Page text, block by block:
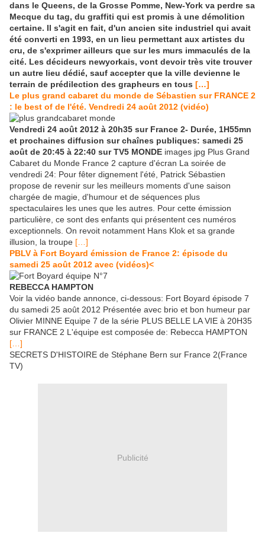
dans le Queens, de la Grosse Pomme, New-York va perdre sa
Mecque du tag, du graffiti qui est promis à une démolition
certaine. Il s'agit en fait, d'un ancien site industriel qui avait
été converti en 1993, en un lieu permettant aux artistes du
cru, de s'exprimer ailleurs que sur les murs immaculés de la
cité. Les décideurs newyorkais, vont devoir très vite trouver
un autre lieu dédié, sauf accepter que la ville devienne le
terrain de prédilection des grapheurs en tous […]
Le plus grand cabaret du monde de Sébastien sur FRANCE 2
: le best of de l'été. Vendredi 24 août 2012 (vidéo)
Vendredi 24 août 2012 à 20h35 sur France 2- Durée, 1H55mn
et prochaines diffusion sur chaînes publiques: samedi 25
août de 20:45 à 22:40 sur TV5 MONDE images jpg Plus Grand
Cabaret du Monde France 2 capture d'écran La soirée de
vendredi 24: Pour fêter dignement l'été, Patrick Sébastien
propose de revenir sur les meilleurs moments d'une saison
chargée de magie, d'humour et de séquences plus
spectaculaires les unes que les autres. Pour cette émission
particulière, ce sont des enfants qui présentent ces numéros
exceptionnels. On revoit notamment Hans Klok et sa grande
illusion, la troupe […]
PBLV à Fort Boyard émission de France 2: épisode du
samedi 25 août 2012 avec (vidéos)<
REBECCA HAMPTON
Voir la vidéo bande annonce, ci-dessous: Fort Boyard épisode 7
du samedi 25 août 2012 Présentée avec brio et bon humeur par
Olivier MINNE Equipe 7 de la série PLUS BELLE LA VIE à 20H35
sur FRANCE 2 L'équipe est composée de: Rebecca HAMPTON
[…]
SECRETS D'HISTOIRE de Stéphane Bern sur France 2(France
TV)
Publicité